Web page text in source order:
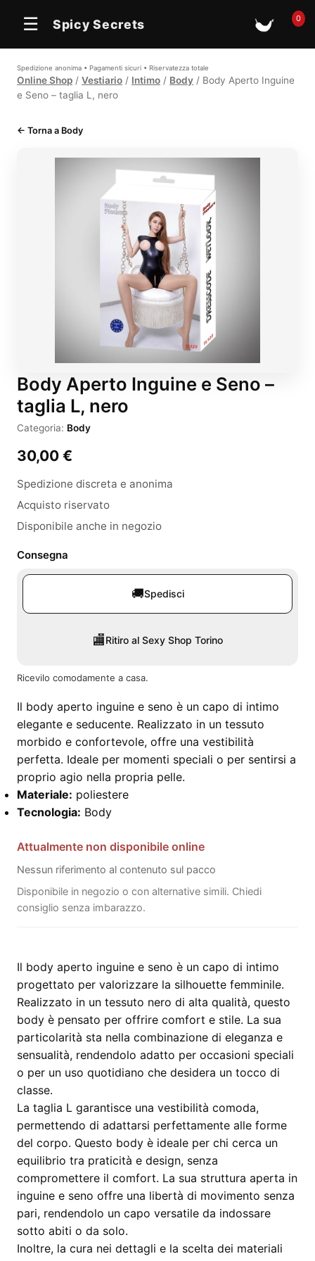
☰ Spicy Secrets 🛒0
Spedizione anonima • Pagamenti sicuri • Riservatezza totale
Online Shop / Vestiario / Intimo / Body / Body Aperto Inguine
e Seno – taglia L, nero
← Torna a Body
Body Aperto Inguine e Seno –
taglia L, nero
Categoria: Body
30,00 €
Spedizione discreta e anonima
Acquisto riservato
Disponibile anche in negozio
Consegna
🚚Spedisci
🏬Ritiro al Sexy Shop Torino
Ricevilo comodamente a casa.
Il body aperto inguine e seno è un capo di intimo
elegante e seducente. Realizzato in un tessuto
morbido e confortevole, offre una vestibilità
perfetta. Ideale per momenti speciali o per sentirsi a
proprio agio nella propria pelle.
Materiale: poliestere
Tecnologia: Body
Attualmente non disponibile online
Nessun riferimento al contenuto sul pacco
Disponibile in negozio o con alternative simili. Chiedi
consiglio senza imbarazzo.
Il body aperto inguine e seno è un capo di intimo
progettato per valorizzare la silhouette femminile.
Realizzato in un tessuto nero di alta qualità, questo
body è pensato per offrire comfort e stile. La sua
particolarità sta nella combinazione di eleganza e
sensualità, rendendolo adatto per occasioni speciali
o per un uso quotidiano che desidera un tocco di
classe.
La taglia L garantisce una vestibilità comoda,
permettendo di adattarsi perfettamente alle forme
del corpo. Questo body è ideale per chi cerca un
equilibrio tra praticità e design, senza
compromettere il comfort. La sua struttura aperta in
inguine e seno offre una libertà di movimento senza
pari, rendendolo un capo versatile da indossare
sotto abiti o da solo.
Inoltre, la cura nei dettagli e la scelta dei materiali
In